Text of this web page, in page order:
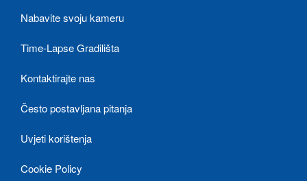
Nabavite svoju kameru
Time-Lapse Gradilišta
Kontaktirajte nas
Često postavljana pitanja
Uvjeti korištenja
Cookie Policy